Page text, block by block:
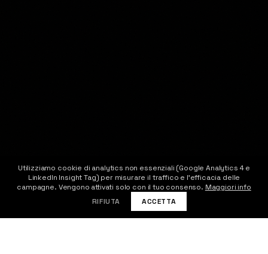
Utilizziamo cookie di analytics non essenziali (Google Analytics 4 e
LinkedIn Insight Tag) per misurare il traffico e l'efficacia delle
campagne. Vengono attivati solo con il tuo consenso. Maggiori info
RIFIUTA
ACCETTA
CONTATTACI